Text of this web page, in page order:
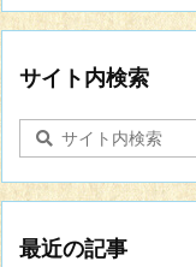
分
に
関
す
記
事
を
示
サイト内検索
最近の記事